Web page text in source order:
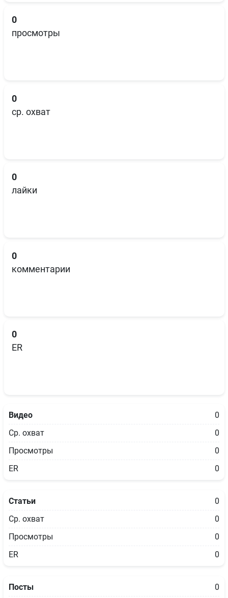
0
просмотры
0
ср. охват
0
лайки
0
комментарии
0
ER
Видео
0
Ср. охват
0
Просмотры
0
ER
0
Статьи
0
Ср. охват
0
Просмотры
0
ER
0
Посты 0